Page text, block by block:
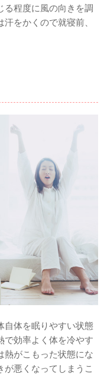
る程度に風の向きを調
をかくので就寝前、
自体を眠りやすい状態
で効率よく体を冷やす
熱がこもった状態にな
が悪くなってしまうこ